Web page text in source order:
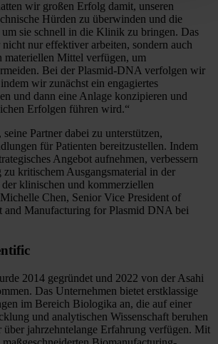
wir großen Erfolg damit, unseren
Hürden zu überwinden und die
sie schnell in die Klinik zu bringen. Das
nicht nur effektiver arbeiten, sondern auch
materiellen Mittel verfügen, um
Bei der Plasmid-DNA verfolgen wir
wir zunächst ein engagiertes
und dann eine Anlage konzipieren und
Erfolgen führen wird.“
Partner dabei zu unterstützen,
für Patienten bereitzustellen. Indem
Angebot aufnehmen, verbessern
kritischem Ausgangsmaterial in der
der klinischen und kommerziellen
Chen, Senior Vice President of
and Manufacturing for Plasmid DNA bei
2014 gegründet und 2022 von der Asahi
Das Unternehmen bietet erstklassige
im Bereich Biologika an, die auf einer
und analytischen Wissenschaft beruhen
über jahrzehntelange Erfahrung verfügen. Mit